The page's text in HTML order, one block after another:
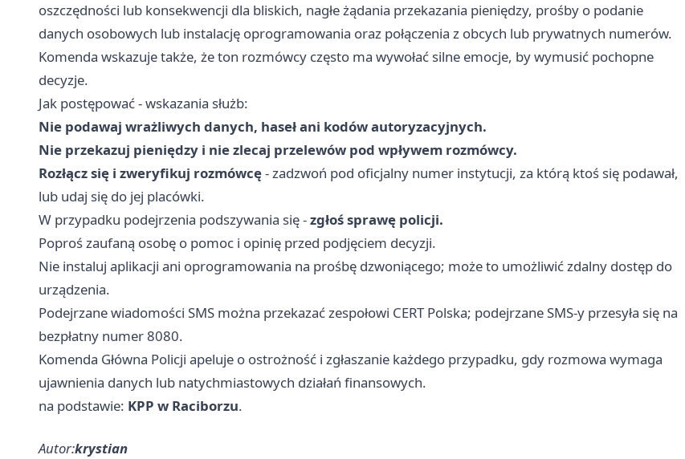
oszczędności lub konsekwencji dla bliskich, nagłe żądania przekazania pieniędzy, prośby o podanie
danych osobowych lub instalację oprogramowania oraz połączenia z obcych lub prywatnych numerów.
Komenda wskazuje także, że ton rozmówcy często ma wywołać silne emocje, by wymusić pochopne
decyzje.
Jak postępować - wskazania służb:
Nie podawaj wrażliwych danych, haseł ani kodów autoryzacyjnych.
Nie przekazuj pieniędzy i nie zlecaj przelewów pod wpływem rozmówcy.
Rozłącz się i zweryfikuj rozmówcę- zadzwoń pod oficjalny numer instytucji, za którą ktoś się podawał,
lub udaj się do jej placówki.
W przypadku podejrzenia podszywania się -zgłoś sprawę policji.
Poproś zaufaną osobę o pomoc i opinię przed podjęciem decyzji.
Nie instaluj aplikacji ani oprogramowania na prośbę dzwoniącego; może to umożliwić zdalny dostęp do
urządzenia.
Podejrzane wiadomości SMS można przekazać zespołowi CERT Polska; podejrzane SMS-y przesyła się na
bezpłatny numer 8080.
Komenda Główna Policji apeluje o ostrożność i zgłaszanie każdego przypadku, gdy rozmowa wymaga
ujawnienia danych lub natychmiastowych działań finansowych.
na podstawie: KPP w Raciborzu.
Autor:krystian